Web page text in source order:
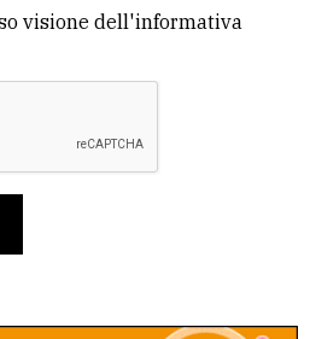
visione dell'informativa